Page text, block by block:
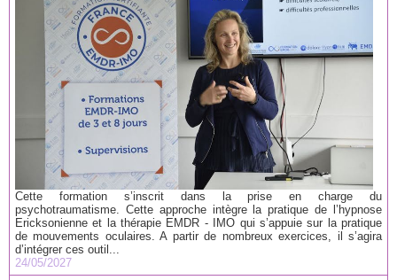
Cette formation s’inscrit dans la prise en charge du
psychotraumatisme. Cette approche intègre la pratique de l’hypnose
Ericksonienne et la thérapie EMDR - IMO qui s’appuie sur la pratique
de mouvements oculaires. A partir de nombreux exercices, il s’agira
d’intégrer ces outil...
24/05/2027